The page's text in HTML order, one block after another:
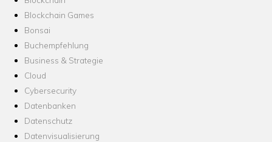
Blockchain Games
Bonsai
Buchempfehlung
Business & Strategie
Cloud
Cybersecurity
Datenbanken
Datenschutz
Datenvisualisierung